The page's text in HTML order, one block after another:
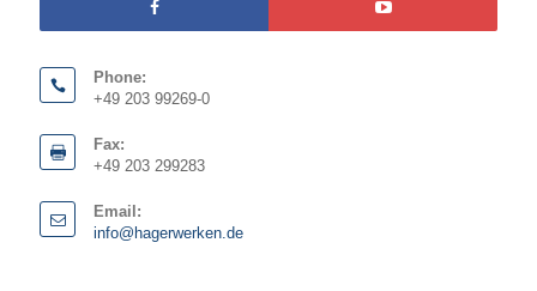
Phone:
+49 203 99269-0
Fax:
+49 203 299283
Email:
info@hagerwerken.de